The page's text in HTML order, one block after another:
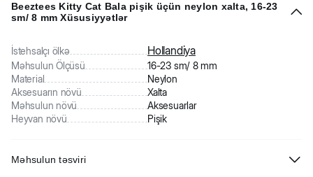
Beeztees Kitty Cat Bala pişik üçün neylon xalta, 16-23
sm/ 8 mm Xüsusiyyətlər
İstehsalçı ölkə Hollandiya
Məhsulun Ölçüsü
16-23 sm/ 8 mm
Material
Neylon
Aksesuarın növü
Xalta
Məhsulun növü
Aksesuarlar
Heyvan növü
Pişik
Məhsulun təsviri